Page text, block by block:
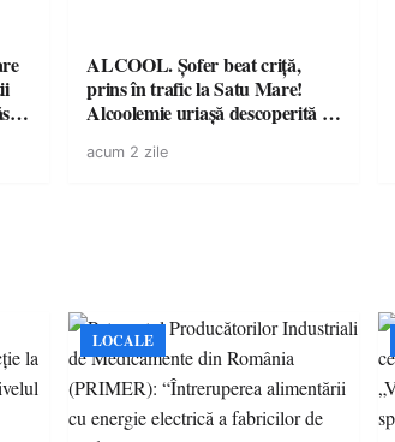
ALCOOL. Șofer beat criță,
prins în trafic la Satu Mare!
Alcoolemie uriașă descoperită de
acum 2 zile
LOCALE